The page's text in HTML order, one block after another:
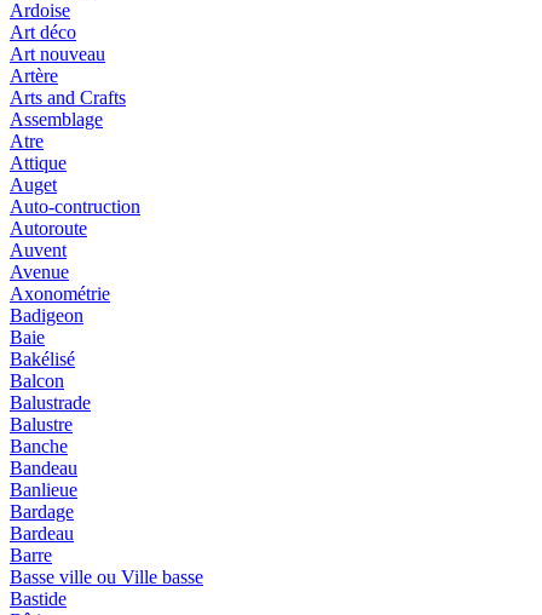
Ardoise
Art déco
Art nouveau
Artère
Arts and Crafts
Assemblage
Atre
Attique
Auget
Auto-contruction
Autoroute
Auvent
Avenue
Axonométrie
Badigeon
Baie
Bakélisé
Balcon
Balustrade
Balustre
Banche
Bandeau
Banlieue
Bardage
Bardeau
Barre
Basse ville ou Ville basse
Bastide